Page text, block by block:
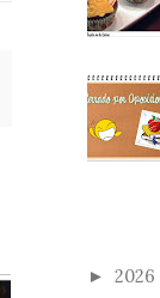
► 2026